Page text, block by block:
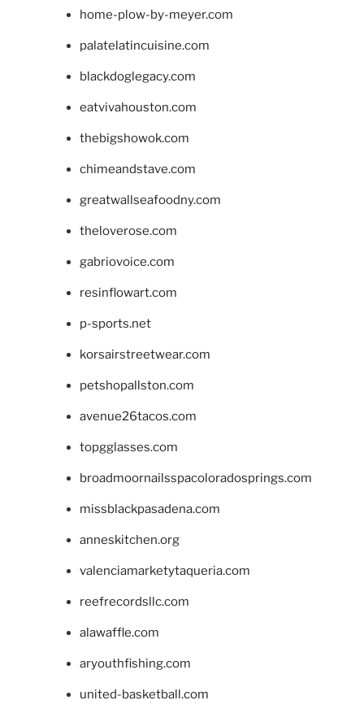
home-plow-by-meyer.com
palatelatincuisine.com
blackdoglegacy.com
eatvivahouston.com
thebigshowok.com
chimeandstave.com
greatwallseafoodny.com
theloverose.com
gabriovoice.com
resinflowart.com
p-sports.net
korsairstreetwear.com
petshopallston.com
avenue26tacos.com
topgglasses.com
broadmoornailsspacoloradosprings.com
missblackpasadena.com
anneskitchen.org
valenciamarketytaqueria.com
reefrecordsllc.com
alawaffle.com
aryouthfishing.com
united-basketball.com